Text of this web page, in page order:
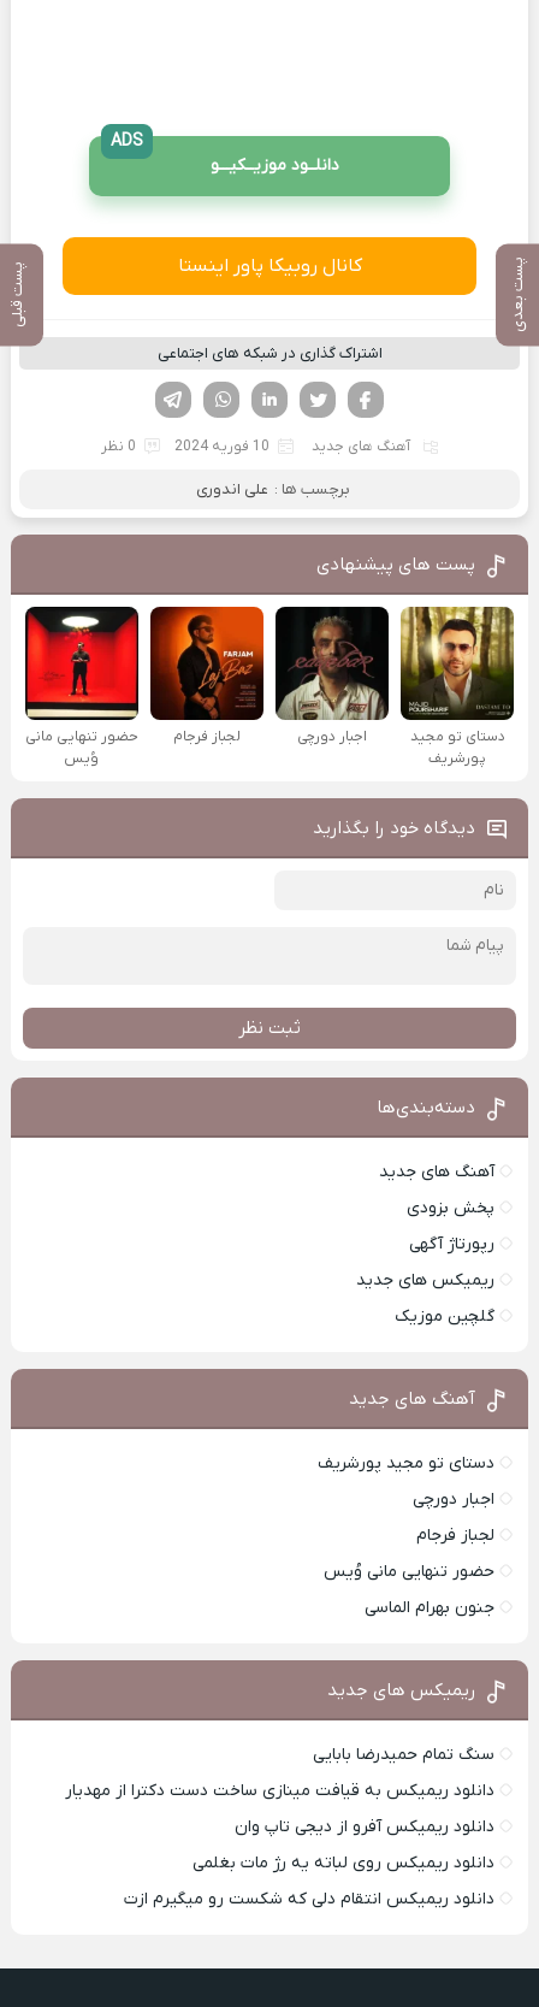
پست بعدی پست قبلی
دانلــود موزیــکیـــو
ADS
کانال روبیکا پاور اینستا
اشتراک گذاری در شبکه های اجتماعی
لینکدین تویتر
فیسوک
آهنگ های جدید 10 فوریه 2024 0 نظر
برچسب ها : علی اندوری
پست های پیشنهادی
دستای تو مجید
پورشریف
اجبار دورچی لجباز فرجام
حضور تنهایی مانی
وُیس
دیدگاه خود را بگذارید
ثبت نظر
دسته‌بندی‌ها
آهنگ های جدید
پخش بزودی
رپورتاژ آگهی
ریمیکس های جدید
گلچین موزیک
آهنگ های جدید
دستای تو مجید پورشریف
اجبار دورچی
لجباز فرجام
حضور تنهایی مانی وُیس
جنون بهرام الماسی
ریمیکس های جدید
سنگ تمام حمیدرضا بابایی
دانلود ریمیکس به قیافت مینازی ساخت دست دکترا از مهدیار
دانلود ریمیکس آفرو از ديجی تاپ وان
دانلود ریمیکس روی لباته یه رژ مات بغلمی
دانلود ریمیکس انتقام دلی که شکست رو میگیرم ازت